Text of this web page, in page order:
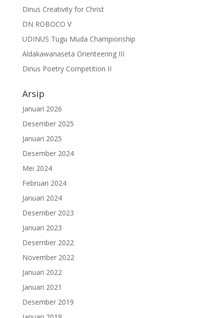
Dinus Creativity for Christ
DN ROBOCO V
UDINUS Tugu Muda Championship
Aldakawanaseta Orienteering III
Dinus Poetry Competition II
Arsip
Januari 2026
Desember 2025
Januari 2025
Desember 2024
Mei 2024
Februari 2024
Januari 2024
Desember 2023
Januari 2023
Desember 2022
November 2022
Januari 2022
Januari 2021
Desember 2019